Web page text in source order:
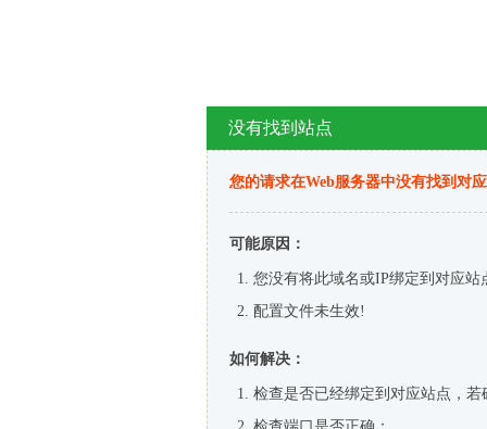
没有找到站点
您的请求在Web服务器中没有找到对
可能原因：
您没有将此域名或IP绑定到对应站
配置文件未生效!
如何解决：
检查是否已经绑定到对应站点，